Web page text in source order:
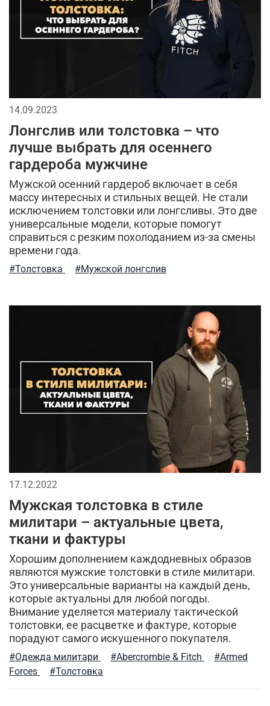
14.09.2023
Лонгслив или толстовка – что
лучше выбрать для осеннего
гардероба мужчине
Мужской осенний гардероб включает в себя
массу интересных и стильных вещей. Не стали
исключением толстовки или лонгсливы. Это две
универсальные модели, которые помогут
справиться с резким похолоданием из-за смены
времени года.
#Толстовка #Мужской лонгслив
17.12.2022
Мужская толстовка в стиле
милитари – актуальные цвета,
ткани и фактуры
Хорошим дополнением каждодневных образов
являются мужские толстовки в стиле милитари.
Это универсальные варианты на каждый день,
которые актуальны для любой погоды.
Внимание уделяется материалу тактической
толстовки, ее расцветке и фактуре, которые
порадуют самого искушенного покупателя.
#Одежда милитари #Abercrombie & Fitch
#Armed
Forces
#Толстовка